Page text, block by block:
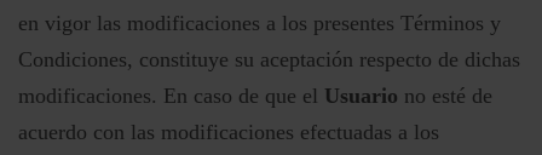
en vigor las modificaciones a los presentes Términos y
Condiciones, constituye su aceptación respecto de dichas
modificaciones. En caso de que el Usuario no esté de
acuerdo con las modificaciones efectuadas a los